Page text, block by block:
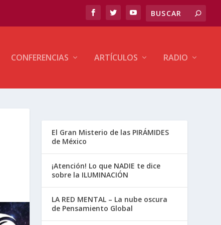
CONFERENCIAS ARTÍCULOS RADIO
El Gran Misterio de las PIRÁMIDES
de México
¡Atención! Lo que NADIE te dice
sobre la ILUMINACIÓN
LA RED MENTAL – La nube oscura
de Pensamiento Global